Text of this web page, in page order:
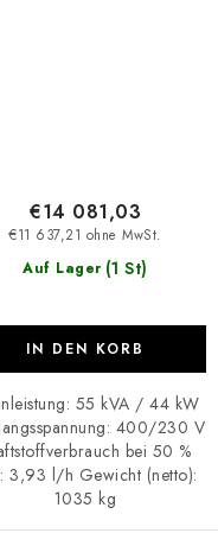
Auf Lager (1 St)
€11 637,21 ohne MwSt.
€14 081,03
IN DEN KORB
55 kVA / 44 kW
400/230 V
bei 50 %
3,93 l/h Gewicht (netto):
1035 kg